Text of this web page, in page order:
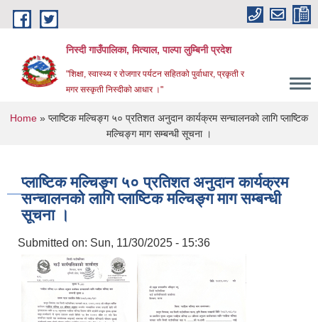
Skip to main content
निस्दी गाउँपालिका, मित्याल, पाल्पा लुम्बिनी प्रदेश
"शिक्षा, स्वास्थ्य र रोजगार पर्यटन सहितको पुर्वाधार, प्रकृती र
मगर सस्कृती निस्दीको आधार ।"
You are here
Home » प्लाष्टिक मल्चिङ्ग ५० प्रतिशत अनुदान कार्यक्रम सन्चालनको लागि प्लाष्टिक
मल्चिङ्ग माग सम्बन्धी सूचना ।
प्लाष्टिक मल्चिङ्ग ५० प्रतिशत अनुदान कार्यक्रम
सन्चालनको लागि प्लाष्टिक मल्चिङ्ग माग सम्बन्धी
सूचना ।
Submitted on: Sun, 11/30/2025 - 15:36